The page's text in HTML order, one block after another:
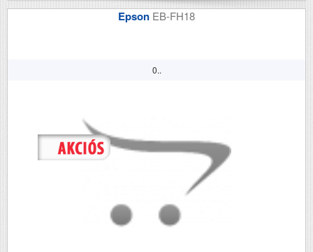
Epson EB-FH18
0..